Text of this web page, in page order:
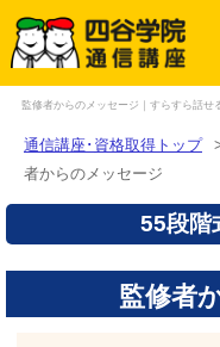
監修者からのメッセージ｜すらすら話せ
通信講座･資格取得トップ
者からのメッセージ
55段階
監修者